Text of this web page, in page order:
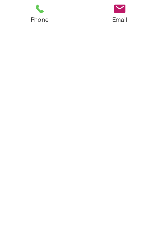
Partager cet événement
Phone Email